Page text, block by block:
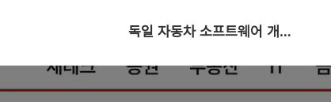
독일 자동차 소프트웨어 개발자